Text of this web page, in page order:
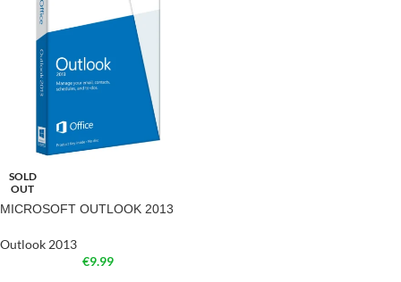
SOLD
OUT
MICROSOFT OUTLOOK 2013
Outlook 2013
€9.99